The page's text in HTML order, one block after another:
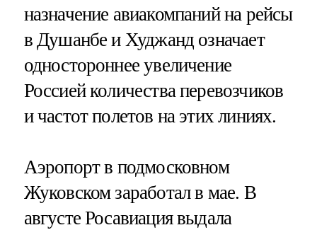
назначение авиакомпаний на рейсы
в Душанбе и Худжанд означает
одностороннее увеличение
Россией количества перевозчиков
и частот полетов на этих линиях.
Аэропорт в подмосковном
Жуковском заработал в мае. В
августе Росавиация выдала